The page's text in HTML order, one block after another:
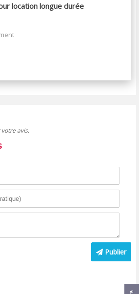
location longue durée
avis.
Publier